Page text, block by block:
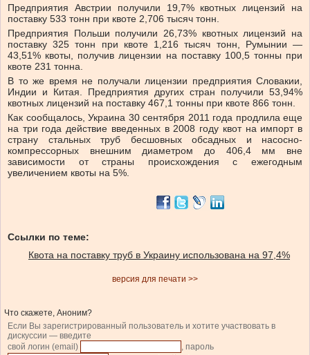
Предприятия Австрии получили 19,7% квотных лицензий на
поставку 533 тонн при квоте 2,706 тысяч тонн.
Предприятия Польши получили 26,73% квотных лицензий на
поставку 325 тонн при квоте 1,216 тысяч тонн, Румынии —
43,51% квоты, получив лицензии на поставку 100,5 тонны при
квоте 231 тонна.
В то же время не получали лицензии предприятия Словакии,
Индии и Китая. Предприятия других стран получили 53,94%
квотных лицензий на поставку 467,1 тонны при квоте 866 тонн.
Как сообщалось, Украина 30 сентября 2011 года продлила еще
на три года действие введенных в 2008 году квот на импорт в
страну стальных труб бесшовных обсадных и насосно-
компрессорных внешним диаметром до 406,4 мм вне
зависимости от страны происхождения с ежегодным
увеличением квоты на 5%.
Ссылки по теме:
Квота на поставку труб в Украину использована на 97,4%
версия для печати >>
Что скажете, Аноним?
Если Вы зарегистрированный пользователь и хотите участвовать в
дискуссии — введите
свой логин (email)
, пароль